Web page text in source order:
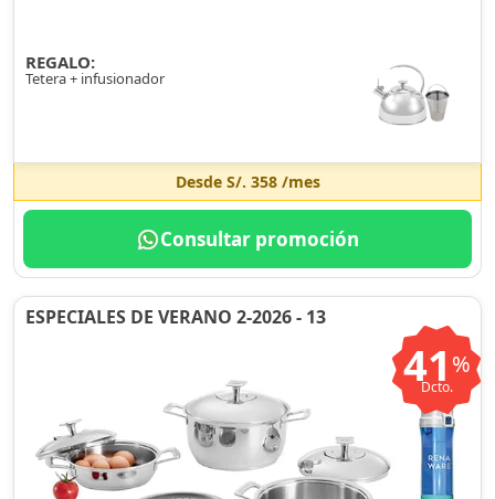
REGALO:
Tetera + infusionador
Desde S/. 358/mes
Consultar promoción
ESPECIALES DE VERANO 2-2026 - 13
41 %
Dcto.